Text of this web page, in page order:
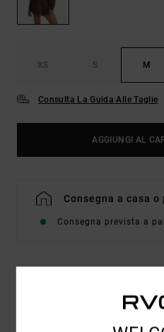
XS S M
Consulta La Guida Alle Taglie
AGGIUNGI AL
Consegna a casa
Consegna prevista a